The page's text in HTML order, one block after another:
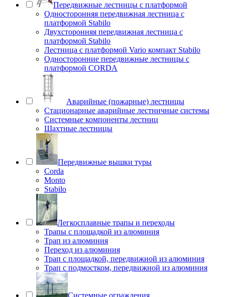
Передвижные лестницы с платформой
Односторонняя передвижная лестница с
платформой Stabilo
Двухсторонняя передвижная лестница с
платформой Stabilo
Лестница с платформой Vario компакт Stabilo
Односторонние передвижные лестницы с
платформой CORDA
Аварийные (пожарные) лестницы
Стационарные аварийные лестничные системы
Системные компоненты лестниц
Шахтные лестницы
Передвижные вышки туры
Corda
Monto
Stabilo
Легкосплавные трапы и переходы
Трапы с площадкой из алюминия
Трап из алюминия
Переход из алюминия
Трап с площадкой, передвижной из алюминия
Трап с подмостком, передвижной из алюминия